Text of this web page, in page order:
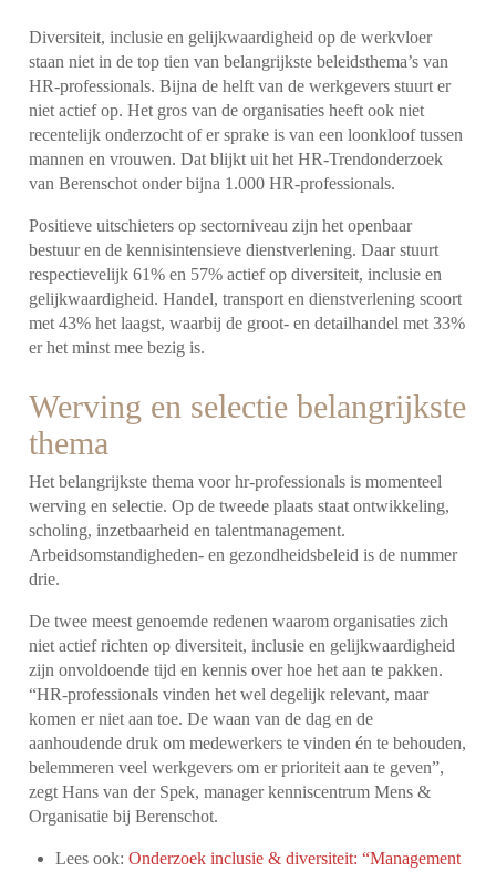
Diversiteit, inclusie en gelijkwaardigheid op de werkvloer
staan niet in de top tien van belangrijkste beleidsthema’s van
HR-professionals. Bijna de helft van de werkgevers stuurt er
niet actief op. Het gros van de organisaties heeft ook niet
recentelijk onderzocht of er sprake is van een loonkloof tussen
mannen en vrouwen. Dat blijkt uit het HR-Trendonderzoek
van Berenschot onder bijna 1.000 HR-professionals.
Positieve uitschieters op sectorniveau zijn het openbaar
bestuur en de kennisintensieve dienstverlening. Daar stuurt
respectievelijk 61% en 57% actief op diversiteit, inclusie en
gelijkwaardigheid. Handel, transport en dienstverlening scoort
met 43% het laagst, waarbij de groot- en detailhandel met 33%
er het minst mee bezig is.
Werving en selectie belangrijkste
thema
Het belangrijkste thema voor hr-professionals is momenteel
werving en selectie. Op de tweede plaats staat ontwikkeling,
scholing, inzetbaarheid en talentmanagement.
Arbeidsomstandigheden- en gezondheidsbeleid is de nummer
drie.
De twee meest genoemde redenen waarom organisaties zich
niet actief richten op diversiteit, inclusie en gelijkwaardigheid
zijn onvoldoende tijd en kennis over hoe het aan te pakken.
“HR-professionals vinden het wel degelijk relevant, maar
komen er niet aan toe. De waan van de dag en de
aanhoudende druk om medewerkers te vinden én te behouden,
belemmeren veel werkgevers om er prioriteit aan te geven”,
zegt Hans van der Spek, manager kenniscentrum Mens &
Organisatie bij Berenschot.
Lees ook:Onderzoek inclusie & diversiteit: “Management